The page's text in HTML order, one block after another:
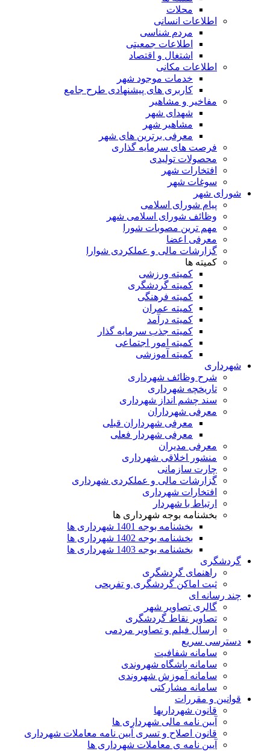
محلات
اطلاعات انسانی
مردم شناسی
اطلاعات جمعیتی
اشتغال و اقتصاد
اطلاعات مکانی
خدمات موجود شهر
کاربری های پیشنهادی طرح جامع
مفاخیر و مشاهیر
شهدای شهر
مشاهیر شهر
معرفی برترین های شهر
فرصت های سرمایه گذاری
محصولات تولیدی
افتخارات شهر
سوغات شهر
شورای شهر
پیام شورای اسلامی
وظائف شورای اسلامی شهر
مهم ترین مصوبات شورا
معرفی اعضا
گزارشات مالی و عملکردی شوارا
کمیته ها
کمیته ورزشی
کمیته گردشگری
کمیته فرهنگی
کمیته عمران
کمیته درآمد
کمیته جذب سرمایه گذار
کمیته امور اجتماعی
کمیته آموزشی
شهرداری
شرح وظائف شهرداری
تاریخچه شهرداری
سند چشم انداز شهرداری
معرفی شهرداران
معرفی شهرداران قبلی
معرفی شهردار فعلی
معرفی مدیران
منشور اخلاقی شهرداری
چارت سازمانی
گزارشات مالی و عملکردی شهرداری
افتخارات شهرداری
ارتباط با شهردار
بخشنامه بوجه شهرداری ها
بخشنامه بوجه 1401 شهرداری ها
بخشنامه بوجه 1402 شهرداری ها
بخشنامه بوجه 1403 شهرداری ها
گردشگری
راهنمای گردشگری
ثبت اماکن گردشگری و تفریحی
چند رسانه ای
گالری تصاویر شهر
تصاویر نقاط گردشگری
ارسال فیلم و تصاویر مردمی
دسترسی سریع
سامانه شفافیت
سامانه باشگاه شهروندی
سامانه آموزش شهروندی
سامانه مشارکتی
قوانین و مقررات
قانون شهرداریها
آیین نامه مالی شهرداری ها
قانون اصلاح و تسری آیین نامه معاملات شهرداری
آیین نامه ی معاملات شهرداری ها